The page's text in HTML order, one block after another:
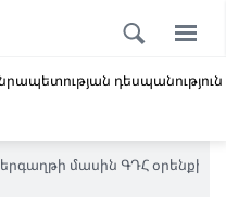
դեսպանություն
մասին ԳԴՀ օրենքի